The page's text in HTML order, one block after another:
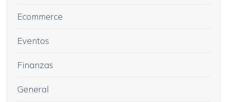
Ecommerce
Eventos
Finanzas
General